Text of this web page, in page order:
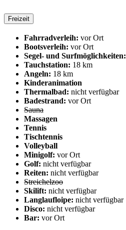
Freizeit
Fahrradverleih: vor Ort
Bootsverleih: vor Ort
Segel- und Surfmöglichkeiten:
Tauchstation: 18 km
Angeln: 18 km
Kinderanimation
Thermalbad: nicht verfügbar
Badestrand: vor Ort
Sauna
Massagen
Tennis
Tischtennis
Volleyball
Minigolf: vor Ort
Golf: nicht verfügbar
Reiten: nicht verfügbar
Streichelzoo
Skilift: nicht verfügbar
Langlaufloipe: nicht verfügbar
Disco: nicht verfügbar
Bar: vor Ort